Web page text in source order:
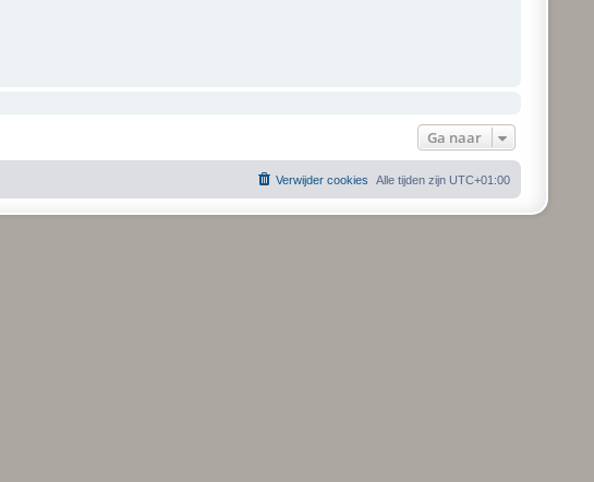
Ga naar
Alle tijden zijn UTC+01:00
Verwijder cookies